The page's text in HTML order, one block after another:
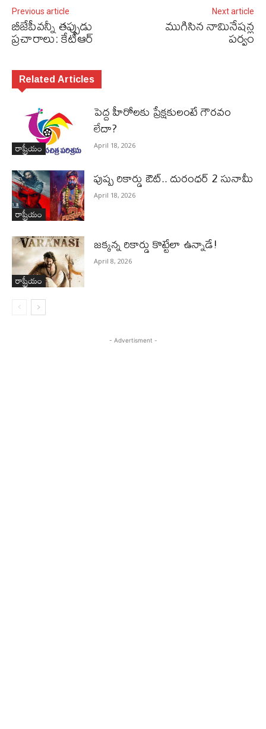
Previous article
బీజేపీవన్నీ తప్పుడు
ప్రచారాలు: కేటీఆర్‌
Next article
ముగిసిన నామినేషన్ల
పర్వం
Related Articles
రాష్ట్రీయం
పెద్ద హీరోల‌కు ప్రేక్ష‌కులంటే గౌర‌వం
లేదా?
April 18, 2026
రాష్ట్రీయం
పుష్ప రికార్డు ఔట్‌.. దురంధ‌ర్ 2 సునామీ
April 18, 2026
రాష్ట్రీయం
జ‌క్క‌న్న రికార్డు కొట్టేలా ఉన్నాడే!
April 8, 2026
- Advertisment -